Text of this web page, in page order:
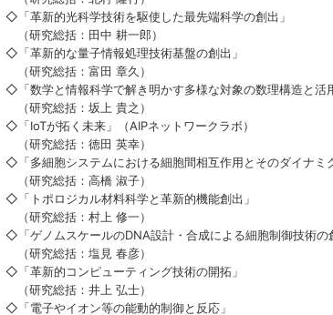
◇「革新的光科学技術を駆使した最先端科学の創出」
（研究総括：田中 耕一郎）
◇「革新的な量子情報処理技術基盤の創出」
（研究総括：富田 章久）
◇「数学と情報科学で解き明かす多様な対象の数理構造と活
（研究総括：坂上 貴之）
◇「IoTが拓く未来」（AIPネットワークラボ）
（研究総括：徳田 英幸）
◇「多細胞システムにおける細胞間相互作用とそのダイナミ
（研究総括：高橋 淑子）
◇「トポロジカル材料科学と革新的機能創出」
（研究総括：村上 修一）
◇「ゲノムスケールのDNA設計・合成による細胞制御技術の
（研究総括：塩見 春彦）
◇「革新的コンピューティング技術の開拓」
（研究総括：井上 弘士）
◇「電子やイオン等の能動的制御と反応」